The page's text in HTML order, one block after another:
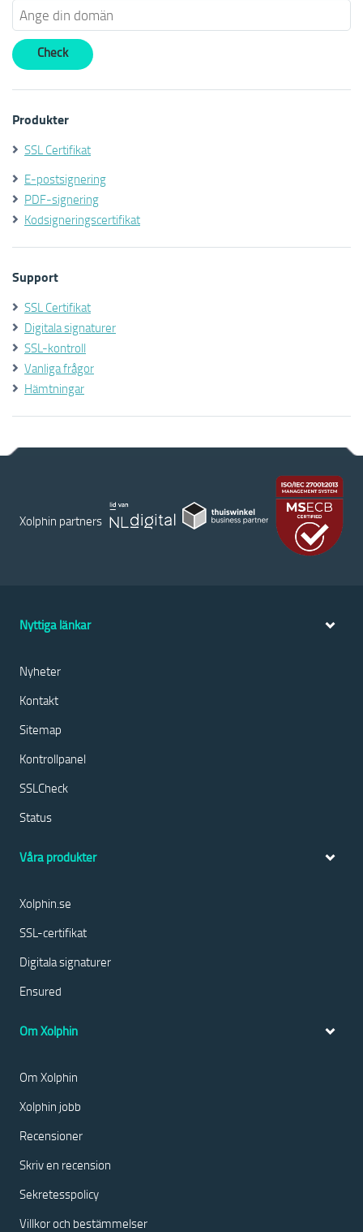
Produkter
SSL Certifikat
E-postsignering
PDF-signering
Kodsigneringscertifikat
Support
SSL Certifikat
Digitala signaturer
SSL-kontroll
Vanliga frågor
Hämtningar
Xolphin partners
Nyttiga länkar
Nyheter
Kontakt
Sitemap
Kontrollpanel
SSLCheck
Status
Våra produkter
Xolphin.se
SSL-certifikat
Digitala signaturer
Ensured
Om Xolphin
Om Xolphin
Xolphin jobb
Recensioner
Skriv en recension
Sekretesspolicy
Villkor och bestämmelser